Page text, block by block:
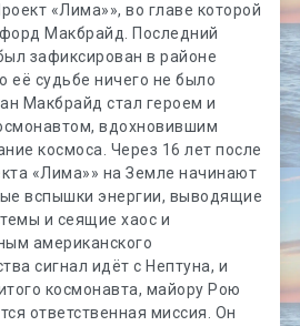
«Лима»», во главе которой
Макбрайд. Последний
зафиксирован в районе
её судьбе ничего не было
Макбрайд стал героем и
вдохновившим
космоса. Через 16 лет после
«Лима»» на Земле начинают
вспышки энергии, выводящие
и сеящие хаос и
американского
сигнал идёт с Нептуна, и
космонавта, майору Рою
ответственная миссия. Он